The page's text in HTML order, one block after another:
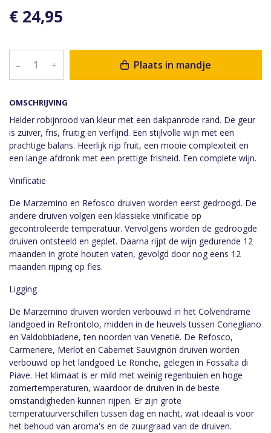
OMSCHRIJVING
Helder robijnrood van kleur met een dakpanrode rand. De geur
is zuiver, fris, fruitig en verfijnd. Een stijlvolle wijn met een
prachtige balans. Heerlijk rijp fruit, een mooie complexiteit en
een lange afdronk met een prettige frisheid. Een complete wijn.
Vinificatie
De Marzemino en Refosco druiven worden eerst gedroogd. De
andere druiven volgen een klassieke vinificatie op
gecontroleerde temperatuur. Vervolgens worden de gedroogde
druiven ontsteeld en geplet. Daarna rijpt de wijn gedurende 12
maanden in grote houten vaten, gevolgd door nog eens 12
maanden rijping op fles.
Ligging
De Marzemino druiven worden verbouwd in het Colvendrame
landgoed in Refrontolo, midden in de heuvels tussen Conegliano
en Valdobbiadene, ten noorden van Venetië. De Refosco,
Carmenere, Merlot en Cabernet Sauvignon druiven worden
verbouwd op het landgoed Le Ronche, gelegen in Fossalta di
Piave. Het klimaat is er mild met weinig regenbuien en hoge
zomertemperaturen, waardoor de druiven in de beste
omstandigheden kunnen rijpen. Er zijn grote
temperatuurverschillen tussen dag en nacht, wat ideaal is voor
het behoud van aroma's en de zuurgraad van de druiven.
€ 24,95
– + Plaats in mandje